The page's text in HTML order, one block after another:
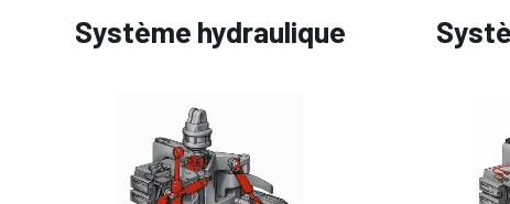
Système hydraulique